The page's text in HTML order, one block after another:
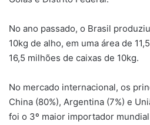
No ano passado, o Brasil
10kg de alho, em uma área de
16,5 milhões de caixas de 10kg.
No mercado internacional, os
China (80%), Argentina (7%) e
foi o 3º maior importador